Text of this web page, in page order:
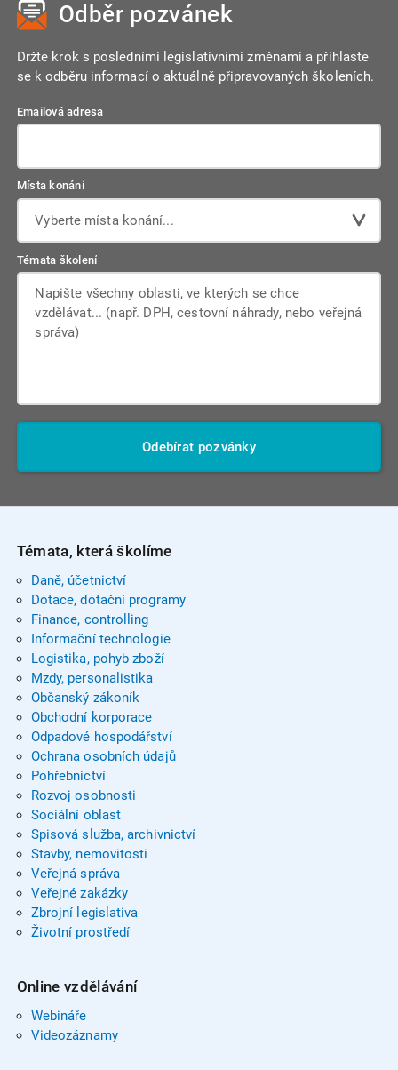
Odběr pozvánek
Držte krok s posledními legislativními změnami a přihlaste
se k odběru informací o aktuálně připravovaných školeních.
Emailová adresa
Místa konání
Vyberte místa konání...
Témata školení
Odebírat pozvánky
Témata, která školíme
Daně, účetnictví
Dotace, dotační programy
Finance, controlling
Informační technologie
Logistika, pohyb zboží
Mzdy, personalistika
Občanský zákoník
Obchodní korporace
Odpadové hospodářství
Ochrana osobních údajů
Pohřebnictví
Rozvoj osobnosti
Sociální oblast
Spisová služba, archivnictví
Stavby, nemovitosti
Veřejná správa
Veřejné zakázky
Zbrojní legislativa
Životní prostředí
Online vzdělávání
Webináře
Videozáznamy